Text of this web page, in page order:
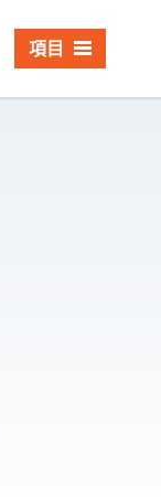
搜索項目